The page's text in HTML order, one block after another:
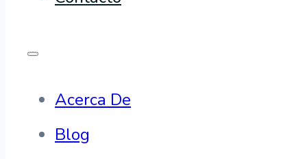
Acerca De
Blog